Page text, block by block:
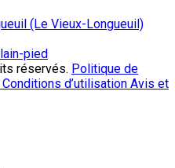
(Le Vieux-Longueuil)
pied
réservés. Politique de
Conditions d’utilisation Avis et